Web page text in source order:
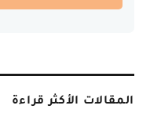
المقالات الأكثر قراءة